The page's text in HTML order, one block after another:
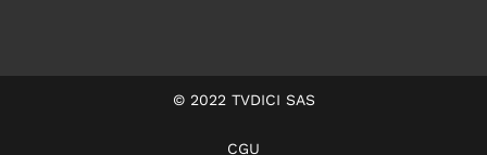
© 2022 TVDICI SAS
CGU